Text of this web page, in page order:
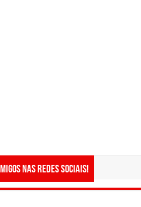
nas redes sociais!